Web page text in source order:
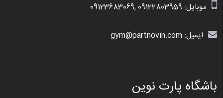
موبایل: 09122803959
,
09123683069
ایمیل: gym@partnovin.com
باشگاه پارت نوین